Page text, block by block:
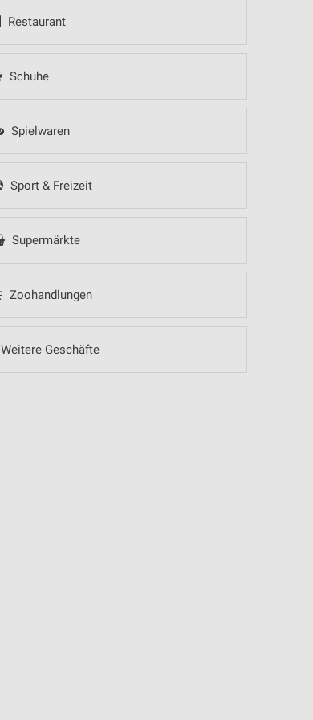
Restaurant
Schuhe
Spielwaren
Sport & Freizeit
Supermärkte
Zoohandlungen
Weitere Geschäfte